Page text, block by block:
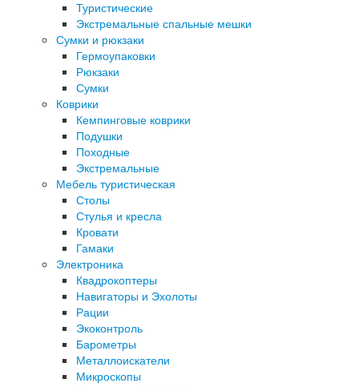
Туристические
Экстремальные спальные мешки
Сумки и рюкзаки
Гермоупаковки
Рюкзаки
Сумки
Коврики
Кемпинговые коврики
Подушки
Походные
Экстремальные
Мебель туристическая
Столы
Стулья и кресла
Кровати
Гамаки
Электроника
Квадрокоптеры
Навигаторы и Эхолоты
Рации
Экоконтроль
Барометры
Металлоискатели
Микроскопы